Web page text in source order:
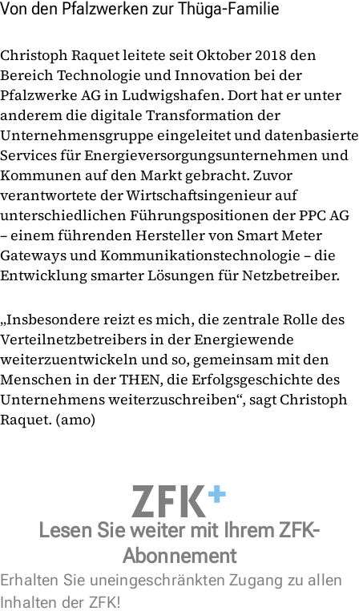
Von den Pfalzwerken zur Thüga-Familie
Christoph Raquet leitete seit Oktober 2018 den
Bereich Technologie und Innovation bei der
Pfalzwerke AG in Ludwigshafen. Dort hat er unter
anderem die digitale Transformation der
Unternehmensgruppe eingeleitet und datenbasierte
Services für Energieversorgungsunternehmen und
Kommunen auf den Markt gebracht. Zuvor
verantwortete der Wirtschaftsingenieur auf
unterschiedlichen Führungspositionen der PPC AG
– einem führenden Hersteller von Smart Meter
Gateways und Kommunikationstechnologie – die
Entwicklung smarter Lösungen für Netzbetreiber.
„Insbesondere reizt es mich, die zentrale Rolle des
Verteilnetzbetreibers in der Energiewende
weiterzuentwickeln und so, gemeinsam mit den
Menschen in der THEN, die Erfolgsgeschichte des
Unternehmens weiterzuschreiben“, sagt Christoph
Raquet. (amo)
Lesen Sie weiter mit Ihrem ZFK-
Abonnement
Erhalten Sie uneingeschränkten Zugang zu allen
Inhalten der ZFK!